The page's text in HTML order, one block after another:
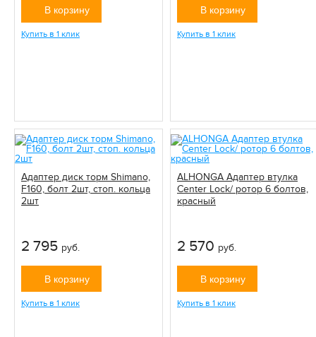
В корзину
Купить в 1 клик
В корзину
Купить в 1 клик
Адаптер диск торм Shimano,
F160, болт 2шт, стоп. кольца
2шт
2 795 руб.
В корзину
Купить в 1 клик
ALHONGA Адаптер втулка
Center Lock/ ротор 6 болтов,
красный
2 570 руб.
В корзину
Купить в 1 клик